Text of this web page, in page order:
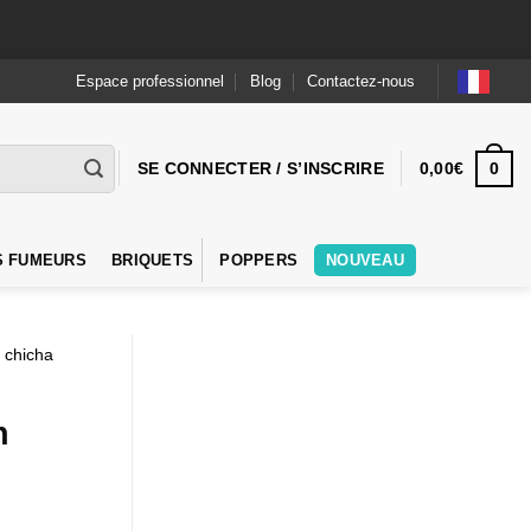
Espace professionnel Blog Contactez-nous
SE CONNECTER / S’INSCRIRE 0,00€ 0
FUMEURS BRIQUETS POPPERS NOUVEAU
chicha